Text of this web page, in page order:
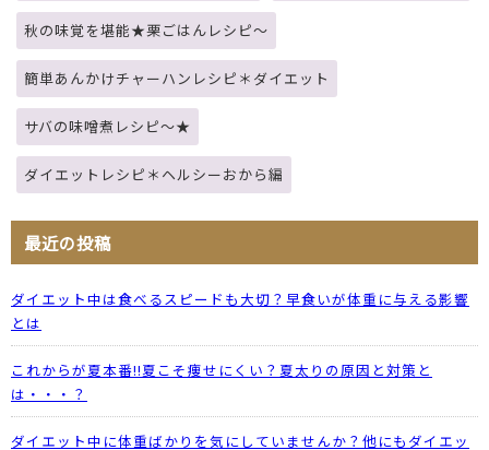
秋の味覚を堪能★栗ごはんレシピ～
簡単あんかけチャーハンレシピ＊ダイエット
サバの味噌煮レシピ～★
ダイエットレシピ＊ヘルシーおから編
最近の投稿
ダイエット中は食べるスピードも大切？早食いが体重に与える影響
とは
これからが夏本番!!夏こそ痩せにくい？夏太りの原因と対策と
は・・・？
ダイエット中に体重ばかりを気にしていませんか？他にもダイエッ